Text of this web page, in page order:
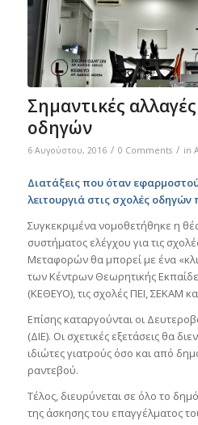
Σημαντικές
οδηγών
6 Αυγούστου, 2016 / 0 Comments / in
Διατάξεις που όταν
λειτουργιά στις σχολές
Συγκεκριμένα νομοθετήθηκε η
συστήματος ελέγχου για τις
Μεταφορών θα μπορεί με ένα
των Κέντρων Θεωρητικής
(ΚΕΘΕΥΟ), τις σχολές ΠΕΙ, ΣΕΚΑΜ
Επίσης καταργούνται οι
(ΔΙΕ). Οι σχετικές εξετάσεις θα
ιδιώτες γιατρούς όσο και από
ραντεβού.
Τέλος, διευρύνεται σε όλο το
της άσκησης του επαγγέλματος